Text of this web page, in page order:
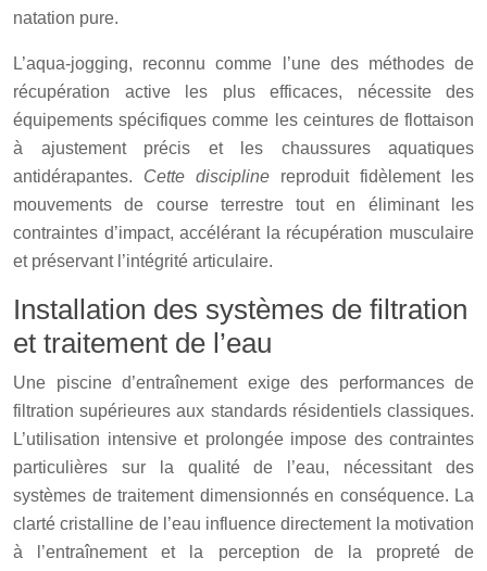
natation pure.
L’aqua-jogging, reconnu comme l’une des méthodes de
récupération active les plus efficaces, nécessite des
équipements spécifiques comme les ceintures de flottaison
à ajustement précis et les chaussures aquatiques
antidérapantes. Cette discipline reproduit fidèlement les
mouvements de course terrestre tout en éliminant les
contraintes d’impact, accélérant la récupération musculaire
et préservant l’intégrité articulaire.
Installation des systèmes de filtration
et traitement de l’eau
Une piscine d’entraînement exige des performances de
filtration supérieures aux standards résidentiels classiques.
L’utilisation intensive et prolongée impose des contraintes
particulières sur la qualité de l’eau, nécessitant des
systèmes de traitement dimensionnés en conséquence. La
clarté cristalline de l’eau influence directement la motivation
à l’entraînement et la perception de la propreté de